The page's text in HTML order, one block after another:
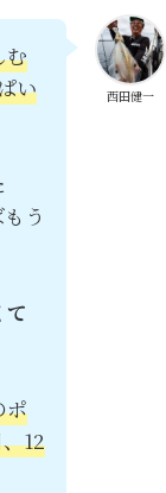
西田健一
む
い
う
ポ
12